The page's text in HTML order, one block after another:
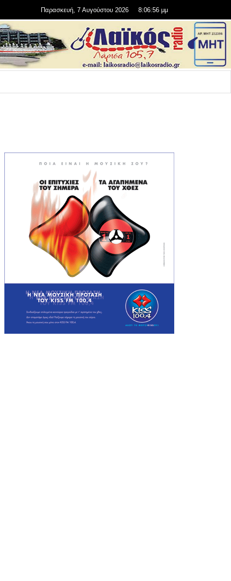
Παρασκευή, 7 Αυγούστου 2026 8:06:57 μμ